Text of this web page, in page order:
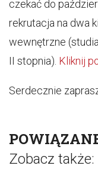
czekać do
rekrutacja na dwa
wewnętrzne
II stopnia). Kliknij
Serdecznie
Zobacz także: